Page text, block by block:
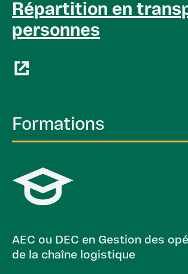
Répartition en
personnes
Formations
AEC ou DEC en Gestion des
de la chaîne logistique